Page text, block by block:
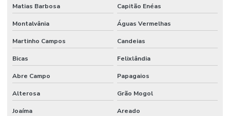
Serviço de manutenção industrial
Serviço de montagem industrial
Serviços De Impermeabilização Predial
Serviços De Manutenção Predial De Qualidade
Serviços De Manutenção Preventiva
Serviços de facilities para empresas
Matias Barbosa Capitão Enéas
Montalvânia Águas Vermelhas
Martinho Campos Candeias
Bicas Felixlândia
Abre Campo Papagaios
Alterosa Grão Mogol
Joaíma Areado